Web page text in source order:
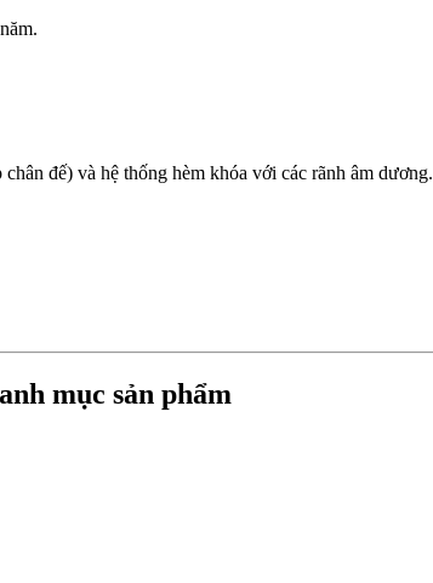
đế) và hệ thống hèm khóa với các rãnh âm dương.
mục sản phẩm